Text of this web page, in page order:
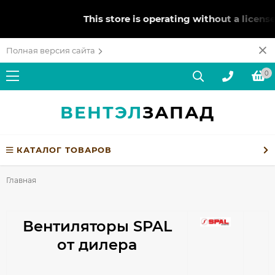
This store is operating without a
Полная версия сайта
0
ВЕНТЭЛЗАПАД
КАТАЛОГ ТОВАРОВ
Главная
Вентиляторы SPAL
от дилера